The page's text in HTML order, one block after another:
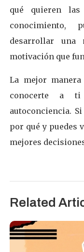
qué quieren
conocimiento,
desarrollar una
motivación que
La mejor
conocerte a
autoconciencia.
por qué y puedes
mejores
Related